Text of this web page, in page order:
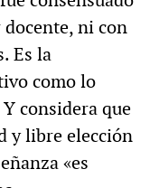
ni con
Es la
como lo
considera que
y libre elección
«es